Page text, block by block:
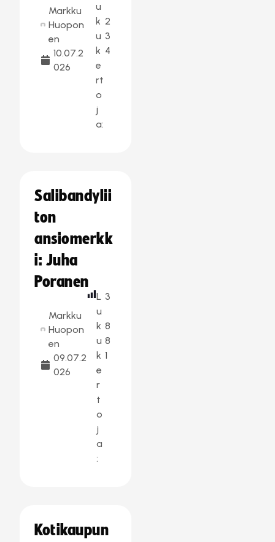
Markku
Huopon
en
10.07.2
026
u
k
u
k
e
rt
o
j
a:
2
3
4
Salibandylii
ton
ansiomerkk
i: Juha
Poranen
Markku
Huopon
en
09.07.2
026
L
u
k
u
k
e
r
t
o
j
a
:
3
8
8
1
Kotikaupun